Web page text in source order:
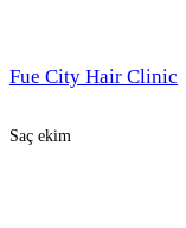
Fue City Hair Clinic
Saç ekim